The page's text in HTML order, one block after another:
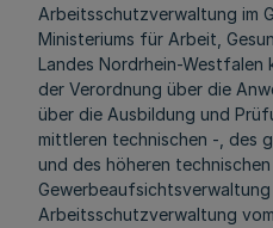
Arbeitsschutzverwaltung im
Ministeriums für Arbeit,
Landes Nordrhein-Westfalen
der Verordnung über die
über die Ausbildung und
mittleren technischen -, des
und des höheren
Arbeitsschutzverwaltung vom